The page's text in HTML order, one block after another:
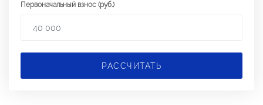
Первоначальный взнос (руб.)
РАССЧИТАТЬ